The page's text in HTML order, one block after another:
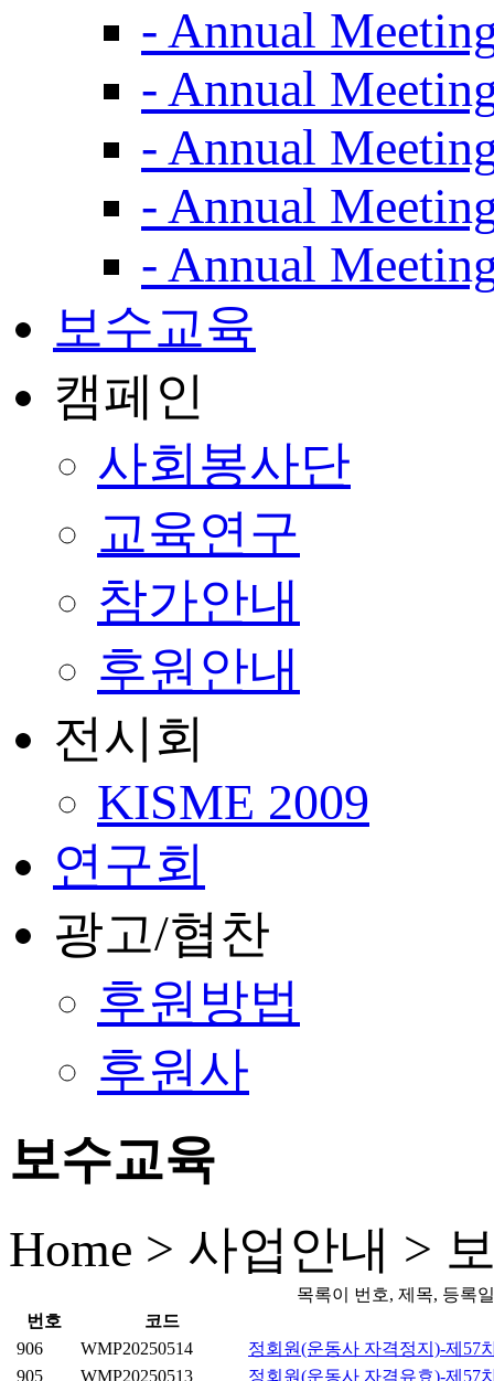
- Annual
- Annual
- Annual
- Annual
- Annual
보수교육
캠페인
사회봉사단
교육연구
참가안내
후원안내
전시회
KISME 2009
연구회
광고/협찬
후원방법
후원사
보수교육
Home > 사업안내 >
목록이 번호, 제목, 등록
번호
코드
906
WMP20250514
정회원(운동사 자격정지)-제57
905
WMP20250513 정회원(운동사 자격유효)-제57